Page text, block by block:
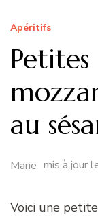
Apéritifs
au
Marie mis à jour
Voici une